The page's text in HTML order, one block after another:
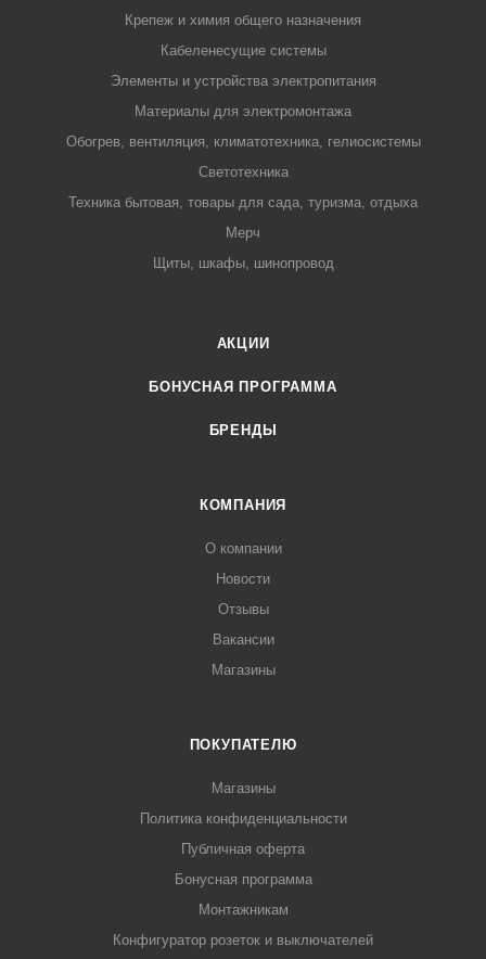
Крепеж и химия общего назначения
Кабеленесущие системы
Элементы и устройства электропитания
Материалы для электромонтажа
Обогрев, вентиляция, климатотехника, гелиосистемы
Светотехника
Техника бытовая, товары для сада, туризма, отдыха
Мерч
Щиты, шкафы, шинопровод
АКЦИИ
БОНУСНАЯ ПРОГРАММА
БРЕНДЫ
КОМПАНИЯ
О компании
Новости
Отзывы
Вакансии
Магазины
ПОКУПАТЕЛЮ
Магазины
Политика конфиденциальности
Публичная оферта
Бонусная программа
Монтажникам
Конфигуратор розеток и выключателей